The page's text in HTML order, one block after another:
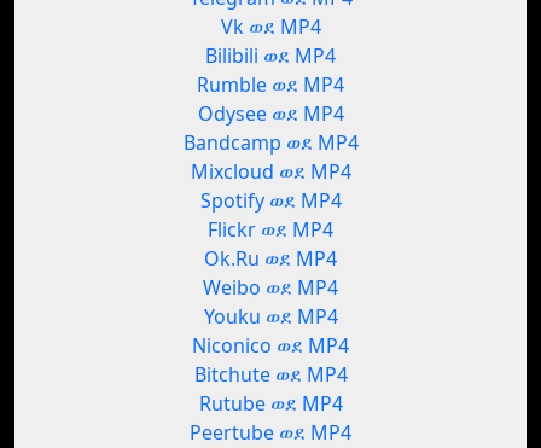
Vk ወደ MP4
Bilibili ወደ MP4
Rumble ወደ MP4
Odysee ወደ MP4
Bandcamp ወደ MP4
Mixcloud ወደ MP4
Spotify ወደ MP4
Flickr ወደ MP4
Ok.Ru ወደ MP4
Weibo ወደ MP4
Youku ወደ MP4
Niconico ወደ MP4
Bitchute ወደ MP4
Rutube ወደ MP4
Peertube ወደ MP4